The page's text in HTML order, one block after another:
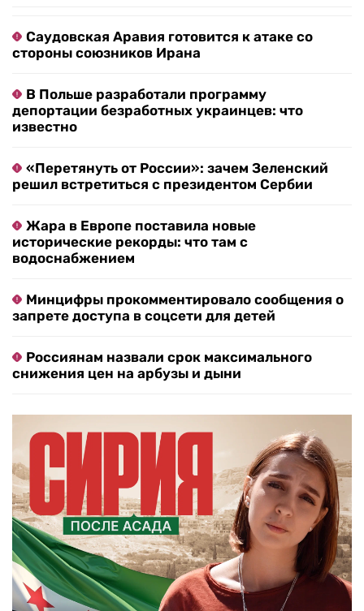
Саудовская Аравия готовится к атаке со
стороны союзников Ирана
В Польше разработали программу
депортации безработных украинцев: что
известно
«Перетянуть от России»: зачем Зеленский
решил встретиться с президентом Сербии
Жара в Европе поставила новые
исторические рекорды: что там с
водоснабжением
Минцифры прокомментировало сообщения о
запрете доступа в соцсети для детей
Россиянам назвали срок максимального
снижения цен на арбузы и дыни